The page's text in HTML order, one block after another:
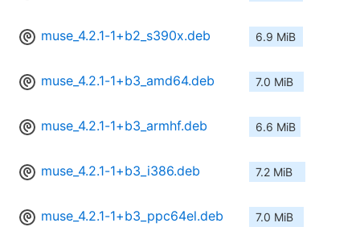
muse_4.2.1-1+b2_s390x.deb 6.9 MiB
muse_4.2.1-1+b3_amd64.deb 7.0 MiB
muse_4.2.1-1+b3_armhf.deb 6.6 MiB
muse_4.2.1-1+b3_i386.deb 7.2 MiB
muse_4.2.1-1+b3_ppc64el.deb 7.0 MiB